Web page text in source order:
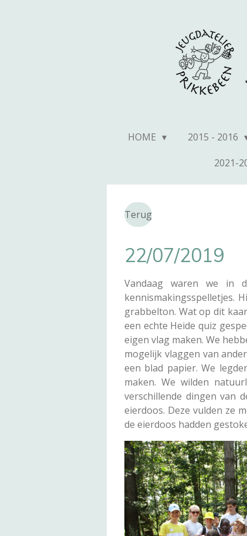
HOME 2015 - 2016
2021-
Terug
22/07/2019
Vandaag waren we in
kennismakingsspelletjes.
grabbelton. Wat op dit
een echte Heide quiz
eigen vlag maken. We
mogelijk vlaggen van
een blad papier. We
maken. We wilden
verschillende dingen van
eierdoos. Deze vulden ze
de eierdoos hadden